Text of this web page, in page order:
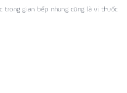
trong gian bếp nhưng cũng là vị thuốc